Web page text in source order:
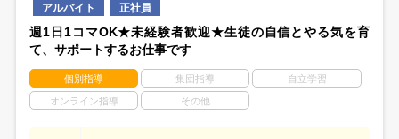
アルバイト 正社員
週1日1コマOK★未経験者歓迎★生徒の自信とやる気を育
て、サポートするお仕事です
個別指導 集団指導 自立学習
オンライン指導 その他